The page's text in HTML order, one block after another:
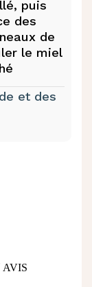
puis
des
de
le miel
et des
AVIS